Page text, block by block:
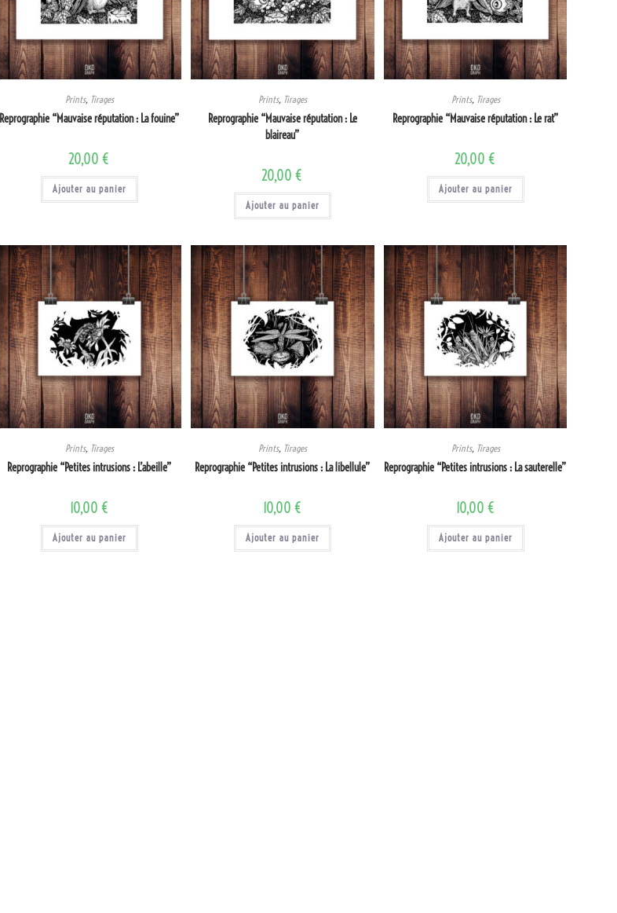
Prints, Tirages
Reprographie “Mauvaise réputation : La fouine”
20,00€
Ajouter au panier
Prints, Tirages
Reprographie “Mauvaise réputation : Le
blaireau”
20,00€
Ajouter au panier
Prints, Tirages
Reprographie “Mauvaise réputation : Le rat”
20,00€
Ajouter au panier
Prints, Tirages
Reprographie “Petites intrusions : L’abeille”
10,00 €
Ajouter au panier
Prints, Tirages
Reprographie “Petites intrusions : La libellule”
10,00 €
Ajouter au panier
Prints, Tirages
Reprographie “Petites intrusions : La sauterelle”
10,00 €
Ajouter au panier